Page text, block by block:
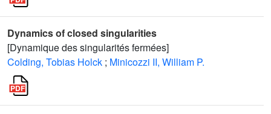
Dynamics of closed singularities
[Dynamique des singularités fermées]
Colding, Tobias Holck ; Minicozzi II, William P.